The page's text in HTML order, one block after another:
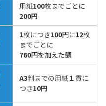
用紙100枚までごとに
200円
1枚につき100円に12枚
までごとに
760円を加えた額
A3判までの用紙１ 貢に
つき10円